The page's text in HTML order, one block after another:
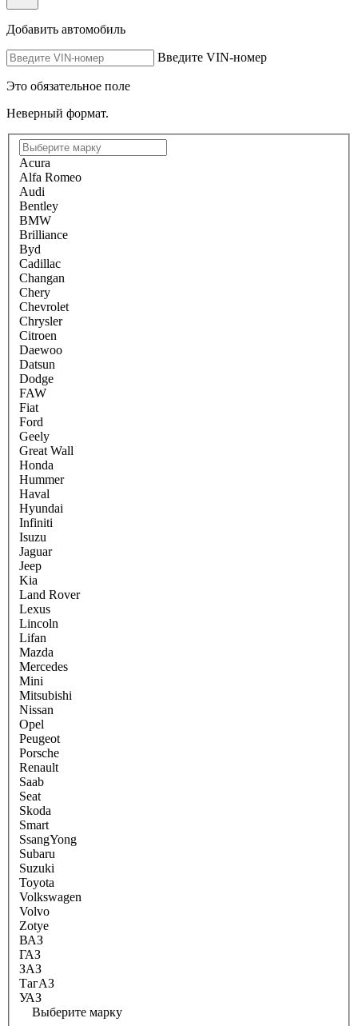
Добавить автомобиль
Введите VIN-номер
Это обязательное поле
Неверный формат.
Acura
Alfa Romeo
Audi
Bentley
BMW
Brilliance
Byd
Cadillac
Changan
Chery
Chevrolet
Chrysler
Citroen
Daewoo
Datsun
Dodge
FAW
Fiat
Ford
Geely
Great Wall
Honda
Hummer
Haval
Hyundai
Infiniti
Isuzu
Jaguar
Jeep
Kia
Land Rover
Lexus
Lincoln
Lifan
Mazda
Mercedes
Mini
Mitsubishi
Nissan
Opel
Peugeot
Porsche
Renault
Saab
Seat
Skoda
Smart
SsangYong
Subaru
Suzuki
Toyota
Volkswagen
Volvo
Zotye
ВАЗ
ГАЗ
ЗАЗ
ТагАЗ
УАЗ
Выберите марку